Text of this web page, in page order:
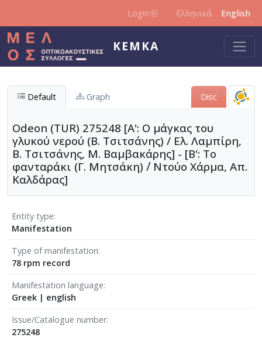
Login Ελληνικά English
KEMKA
Default Graph Disc
Odeon (TUR) 275248 [Α': Ο μάγκας του
γλυκού νερού (Β. Τσιτσάνης) / Ελ. Λαμπίρη,
Β. Τσιτσάνης, Μ. Βαμβακάρης] - [Β': Το
φανταράκι (Γ. Μητσάκη) ΄/ Ντούο Χάρμα, Απ.
Καλδάρας]
Entity type
Manifestation
Type of manifestation
78 rpm record
Manifestation language
Greek | english
Issue/Catalogue number
275248